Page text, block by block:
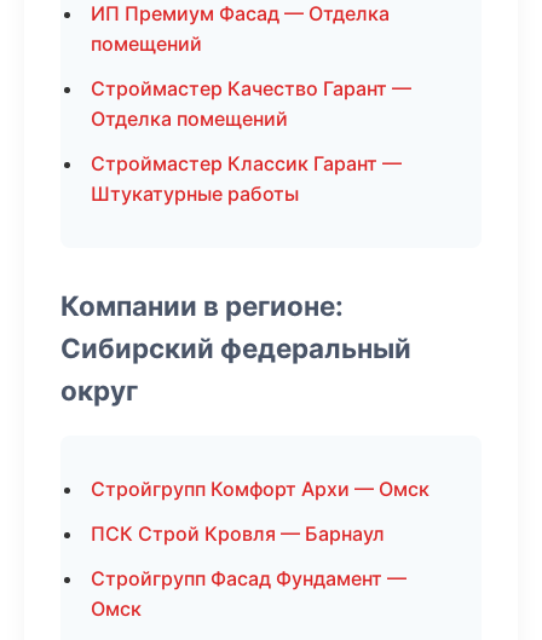
ИП Премиум Фасад — Отделка
помещений
Строймастер Качество Гарант —
Отделка помещений
Строймастер Классик Гарант —
Штукатурные работы
Компании в регионе:
Сибирский федеральный
округ
Стройгрупп Комфорт Архи — Омск
ПСК Строй Кровля — Барнаул
Стройгрупп Фасад Фундамент —
Омск